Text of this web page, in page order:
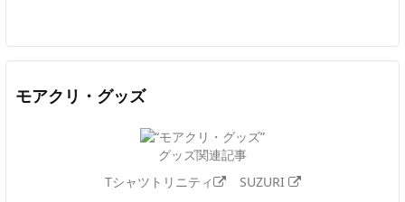
モアクリ・グッズ
グッズ関連記事
Tシャツトリニティ
SUZURI